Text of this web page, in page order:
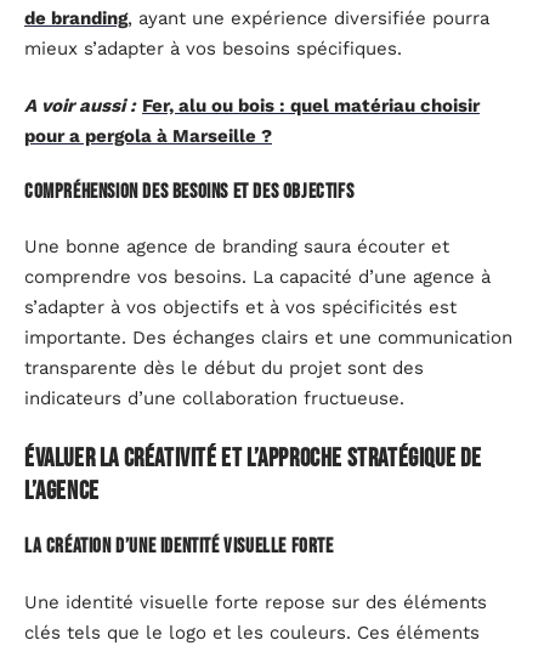
de branding, ayant une expérience diversifiée pourra
mieux s’adapter à vos besoins spécifiques.
A voir aussi : Fer, alu ou bois : quel matériau choisir
pour a pergola à Marseille ?
Compréhension des besoins et des objectifs
Une bonne agence de branding saura écouter et
comprendre vos besoins. La capacité d’une agence à
s’adapter à vos objectifs et à vos spécificités est
importante. Des échanges clairs et une communication
transparente dès le début du projet sont des
indicateurs d’une collaboration fructueuse.
Évaluer la créativité et l’approche stratégique de
l’agence
La création d’une identité visuelle forte
Une identité visuelle forte repose sur des éléments
clés tels que le logo et les couleurs. Ces éléments